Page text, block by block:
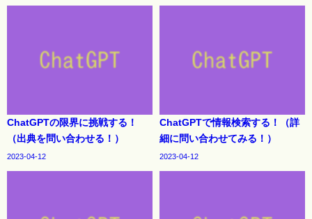
ChatGPTの限界に挑戦する！
（出典を問い合わせる！）
2023-04-12
ChatGPTで情報検索する！（詳
細に問い合わせてみる！）
2023-04-12